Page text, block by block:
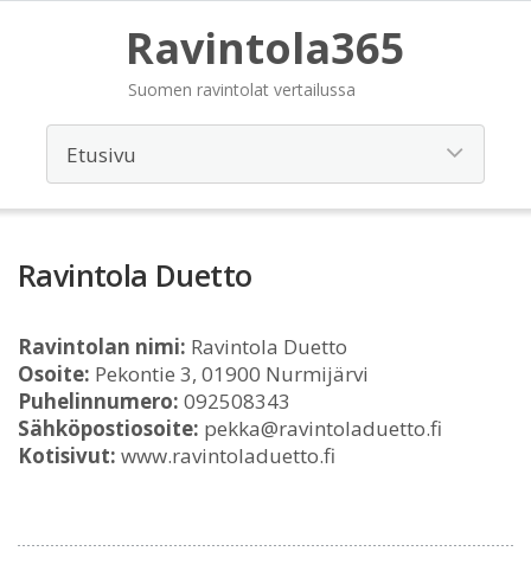
Ravintola365
Suomen ravintolat vertailussa
Ravintola Duetto
Ravintolan nimi: Ravintola Duetto
Osoite: Pekontie 3, 01900 Nurmijärvi
Puhelinnumero: 092508343
Sähköpostiosoite: pekka@ravintoladuetto.fi
Kotisivut: www.ravintoladuetto.fi